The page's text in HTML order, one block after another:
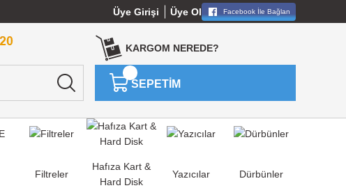
Üye Girişi Üye Ol Facebook İle Bağlan
KARGOM NEREDE?
SEPETİM
Filtreler
Hafıza Kart &
Hard Disk
Yazıcılar Dürbünler